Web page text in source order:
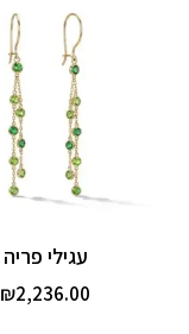
עגילי פריה
₪2,236.00